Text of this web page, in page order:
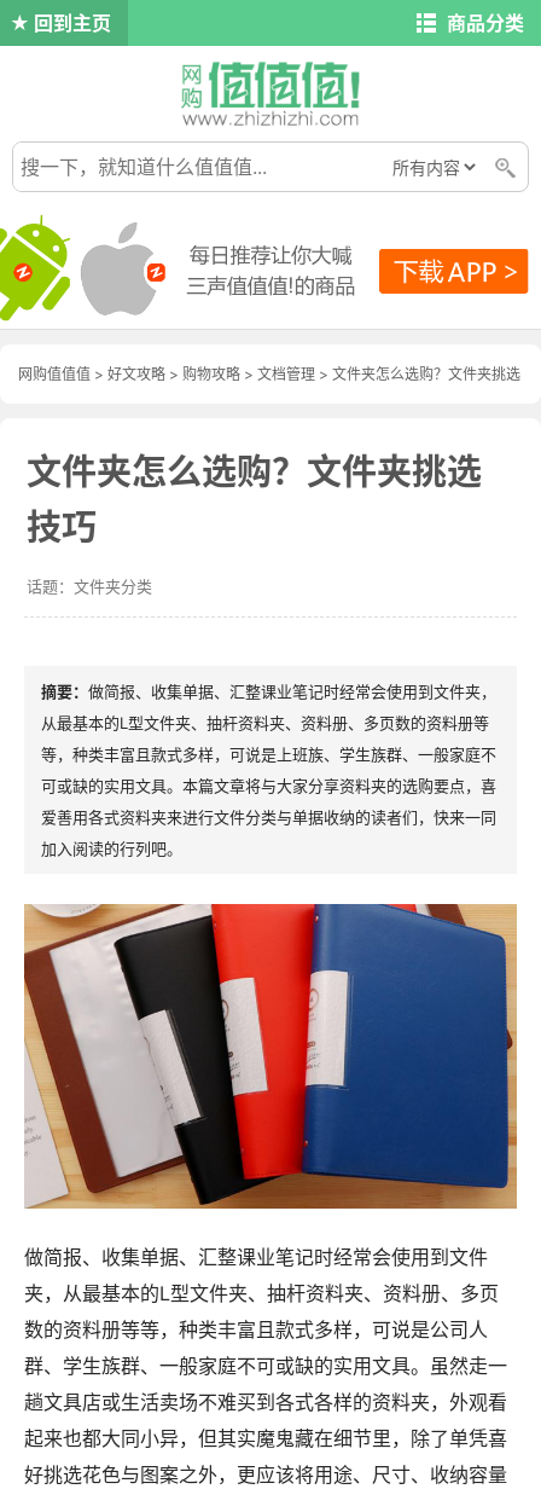
回到主页 商品分类
网购值值值 > 好文攻略 > 购物攻略 > 文档管理 > 文件夹怎么选购？文件夹挑选
文件夹怎么选购？文件夹挑选
技巧
文件夹分类
做简报、收集单据、汇整课业笔记时经常会使用到文件夹，
从最基本的L型文件夹、抽杆资料夹、资料册、多页数的资料册等
等，种类丰富且款式多样，可说是上班族、学生族群、一般家庭不
可或缺的实用文具。本篇文章将与大家分享资料夹的选购要点，喜
爱善用各式资料夹来进行文件分类与单据收纳的读者们，快来一同
加入阅读的行列吧。
做简报、收集单据、汇整课业笔记时经常会使用到文件
夹，从最基本的L型文件夹、抽杆资料夹、资料册、多页
数的资料册等等，种类丰富且款式多样，可说是公司人
群、学生族群、一般家庭不可或缺的实用文具。虽然走一
趟文具店或生活卖场不难买到各式各样的资料夹，外观看
起来也都大同小异，但其实魔鬼藏在细节里，除了单凭喜
好挑选花色与图案之外，更应该将用途、尺寸、收纳容量